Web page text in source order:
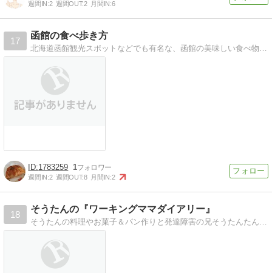
週間IN:2 週間OUT:2 月間IN:6
17
函館の食べ歩き方
1783259 1
週間IN:2 週間OUT:8 月間IN:2
18
そうたんの『ワーキングママダイアリー』